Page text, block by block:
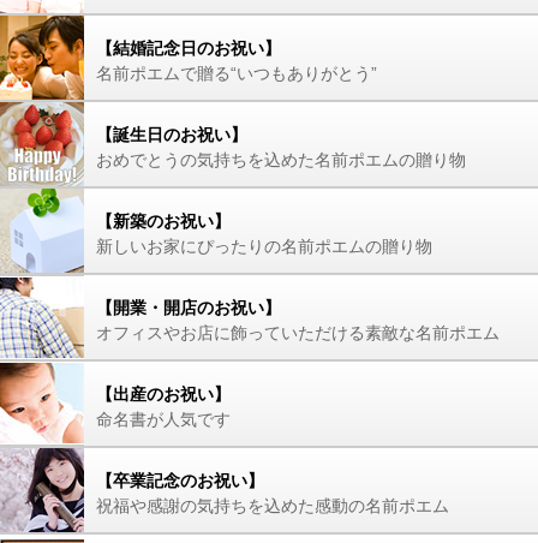
【結婚記念日のお祝い】
名前ポエムで贈る“いつもありがとう”
【誕生日のお祝い】
おめでとうの気持ちを込めた名前ポエムの贈り物
【新築のお祝い】
新しいお家にぴったりの名前ポエムの贈り物
【開業・開店のお祝い】
オフィスやお店に飾っていただける素敵な名前ポエム
【出産のお祝い】
命名書が人気です
【卒業記念のお祝い】
祝福や感謝の気持ちを込めた感動の名前ポエム